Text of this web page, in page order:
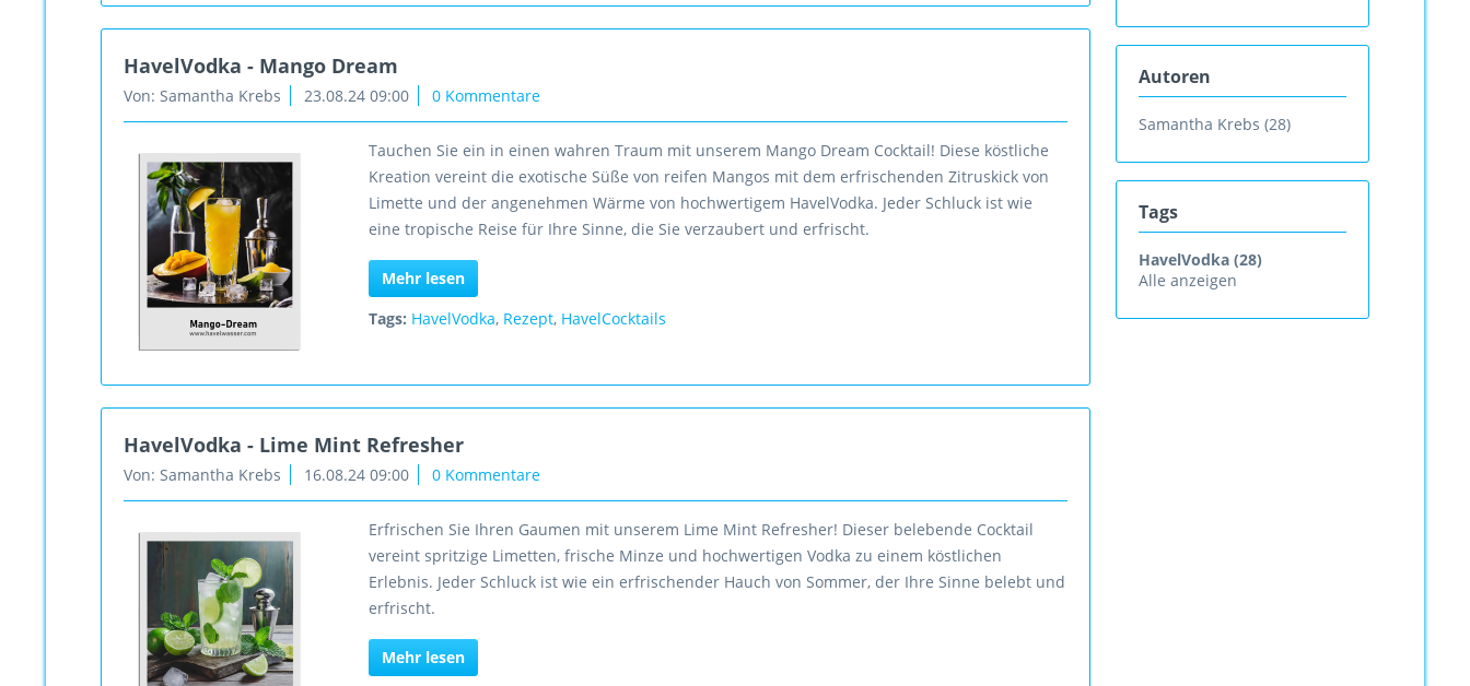
Autoren
Samantha Krebs (28)
Tags
HavelVodka (28)
Alle anzeigen
HavelVodka - Mango Dream
Von: Samantha Krebs 23.08.24 09:00 0 Kommentare
Tauchen Sie ein in einen wahren Traum mit unserem Mango Dream Cocktail! Diese köstliche
Kreation vereint die exotische Süße von reifen Mangos mit dem erfrischenden Zitruskick von
Limette und der angenehmen Wärme von hochwertigem HavelVodka. Jeder Schluck ist wie
eine tropische Reise für Ihre Sinne, die Sie verzaubert und erfrischt.
Mehr lesen
Tags: HavelVodka, Rezept, HavelCocktails
HavelVodka - Lime Mint Refresher
Von: Samantha Krebs 16.08.24 09:00 0 Kommentare
Erfrischen Sie Ihren Gaumen mit unserem Lime Mint Refresher! Dieser belebende Cocktail
vereint spritzige Limetten, frische Minze und hochwertigen Vodka zu einem köstlichen
Erlebnis. Jeder Schluck ist wie ein erfrischender Hauch von Sommer, der Ihre Sinne belebt und
erfrischt.
Mehr lesen